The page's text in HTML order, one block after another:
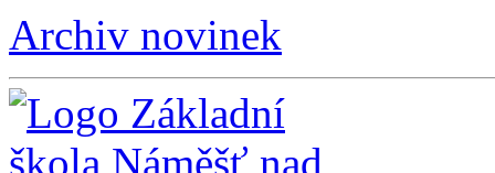
Archiv novinek